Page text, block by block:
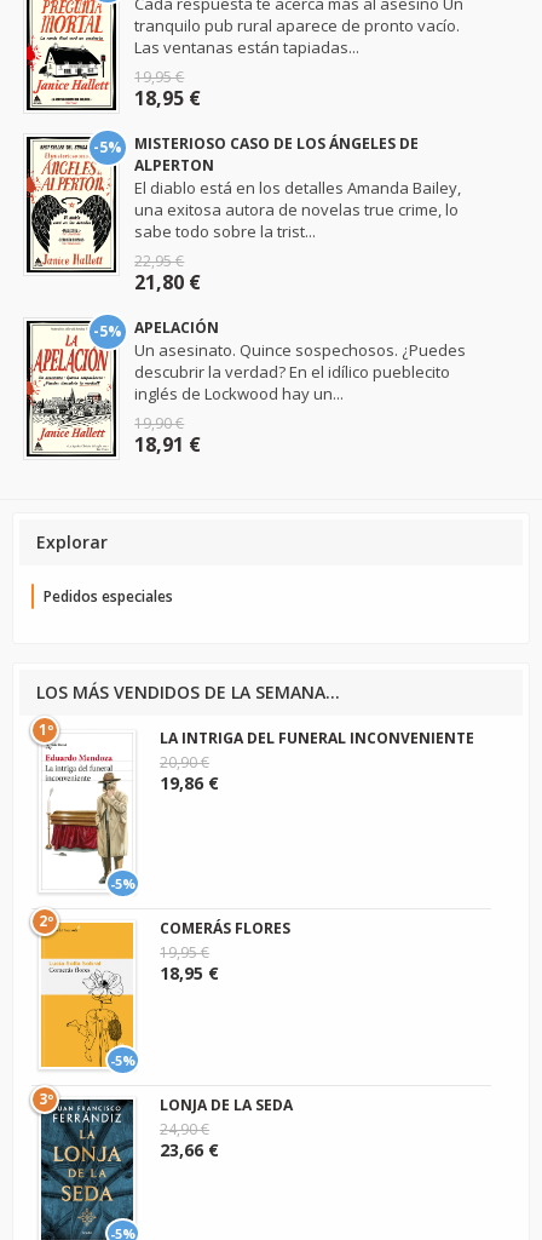
tranquilo pub rural aparece de pronto vacío.
Las ventanas están tapiadas...
19,95 €
18,95 €
-5%
MISTERIOSO CASO DE LOS ÁNGELES DE
ALPERTON
El diablo está en los detalles Amanda Bailey,
una exitosa autora de novelas true crime, lo
sabe todo sobre la trist...
22,95 €
21,80 €
-5% APELACIÓN
Un asesinato. Quince sospechosos. ¿Puedes
descubrir la verdad? En el idílico pueblecito
inglés de Lockwood hay un...
19,90 €
18,91 €
Explorar
Pedidos especiales
LOS MÁS VENDIDOS DE LA SEMANA...
-5%
1º
LA INTRIGA DEL FUNERAL INCONVENIENTE
20,90 €
19,86 €
-5%
2º
COMERÁS FLORES
19,95 €
18,95 €
-5%
3º
LONJA DE LA SEDA
24,90 €
23,66 €